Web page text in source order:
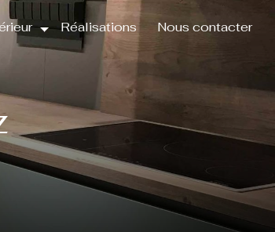
Réalisations Nous contacter